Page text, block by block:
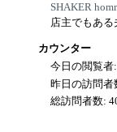
SHAKER
店主でもあ
カウンター
今日の閲覧
昨日の訪問
総訪問者数: